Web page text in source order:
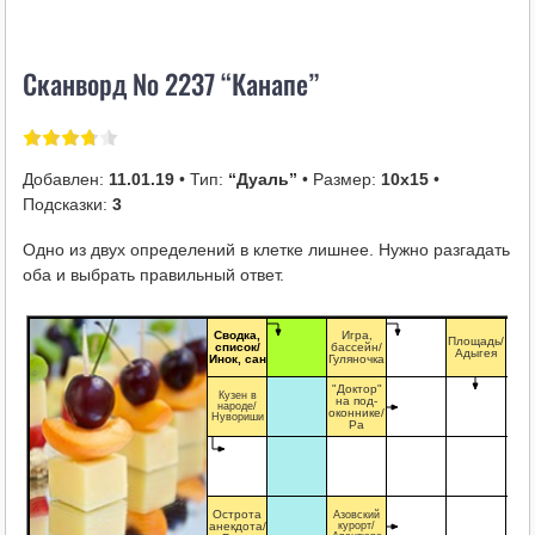
i
Сканворд № 2237 “Канапе”
Добавлен: 11.01.19• Тип: “Дуаль” • Размер: 10х15•
Подсказки: 3
Одно из двух определений в клетке лишнее. Нужно разгадать
оба и выбрать правильный ответ.
Сводка,
список/
Инок, сан
Игра,
бассейн/
Гуляночка
Площадь/
Адыгея
Кузен в
народе/
Нувориши
"Доктор"
на под-
оконнике/
Ра
Острота
анекдота/
Азовский
курорт/